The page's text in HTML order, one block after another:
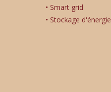
Smart grid
Stockage d'énergie